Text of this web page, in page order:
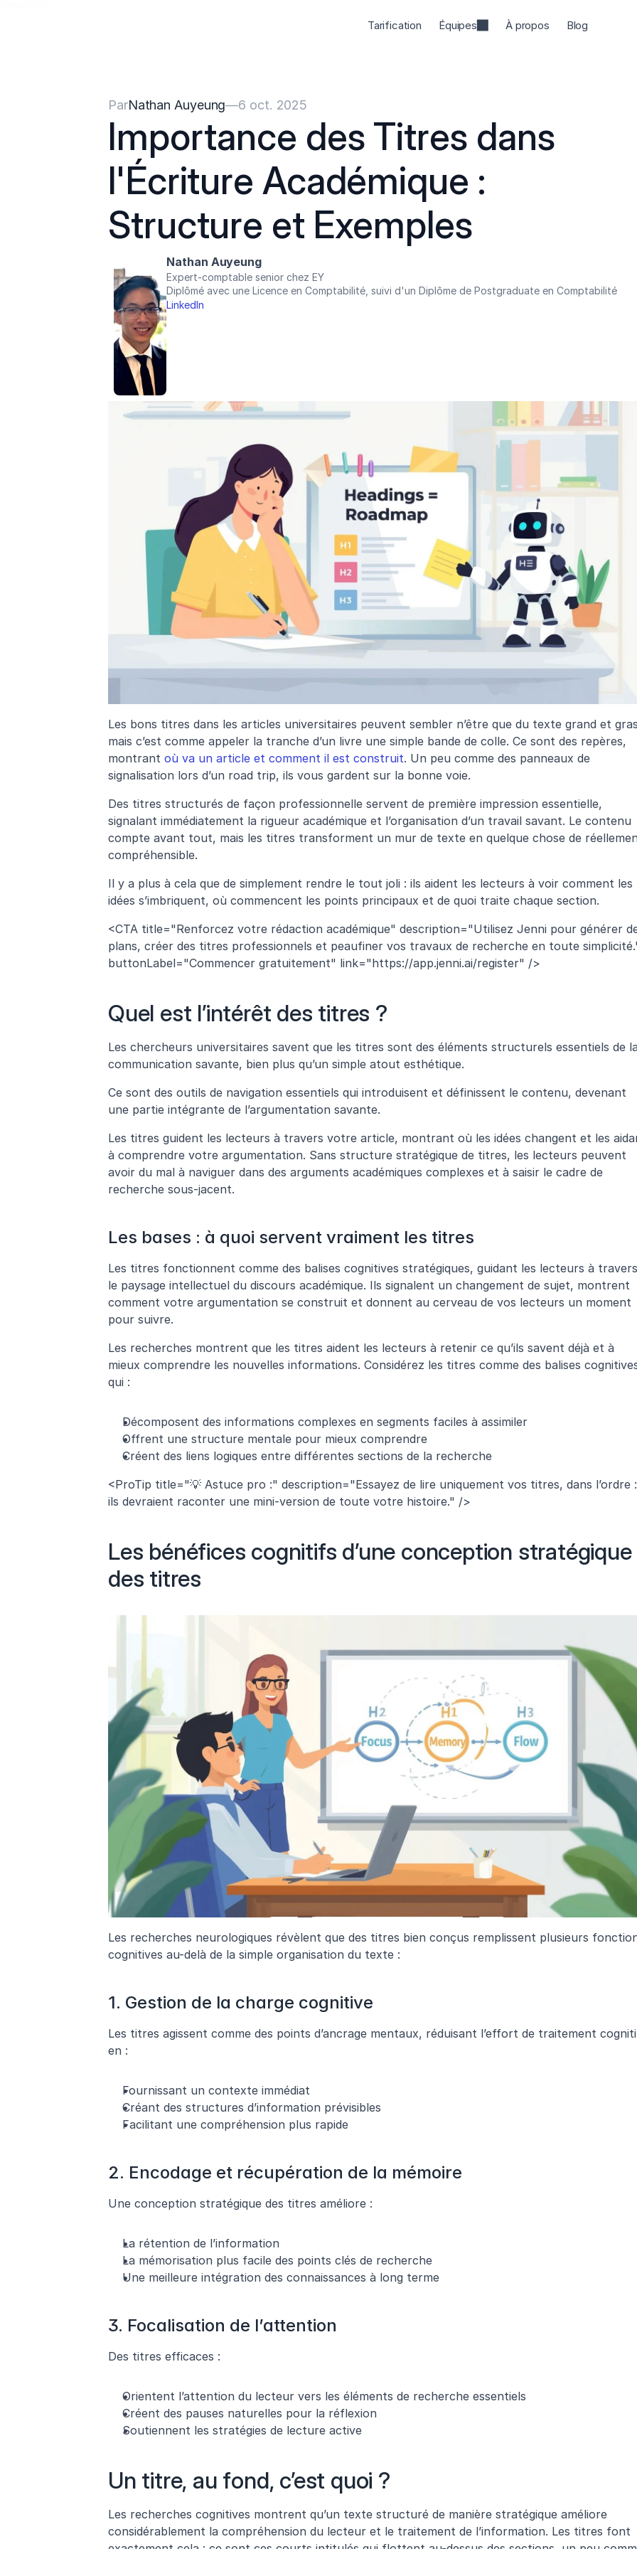
Tarification Équipes À propos Blog
ParNathan Auyeung—6 oct. 2025
Importance des Titres dans
l'Écriture Académique :
Structure et Exemples
Nathan Auyeung
Expert-comptable senior chez EY
Diplômé avec une Licence en Comptabilité, suivi d'un Diplôme de Postgraduate en Comptabilité
LinkedIn
Les bons titres dans les articles universitaires peuvent sembler n’être que du texte grand et
mais c’est comme appeler la tranche d’un livre une simple bande de colle. Ce sont des repères,
montrant où va un article et comment il est construit. Un peu comme des panneaux de
signalisation lors d’un road trip, ils vous gardent sur la bonne voie.
Des titres structurés de façon professionnelle servent de première impression essentielle,
signalant immédiatement la rigueur académique et l’organisation d’un travail savant. Le contenu
compte avant tout, mais les titres transforment un mur de texte en quelque chose de
compréhensible.
Il y a plus à cela que de simplement rendre le tout joli : ils aident les lecteurs à voir comment les
idées s’imbriquent, où commencent les points principaux et de quoi traite chaque section.
<CTA title="Renforcez votre rédaction académique" description="Utilisez Jenni pour générer
plans, créer des titres professionnels et peaufiner vos travaux de recherche en toute
buttonLabel="Commencer gratuitement" link="https://app.jenni.ai/register" />
Quel est l’intérêt des titres ?
Les chercheurs universitaires savent que les titres sont des éléments structurels essentiels de
communication savante, bien plus qu’un simple atout esthétique.
Ce sont des outils de navigation essentiels qui introduisent et définissent le contenu, devenant
une partie intégrante de l’argumentation savante.
Les titres guident les lecteurs à travers votre article, montrant où les idées changent et les
à comprendre votre argumentation. Sans structure stratégique de titres, les lecteurs peuvent
avoir du mal à naviguer dans des arguments académiques complexes et à saisir le cadre de
recherche sous-jacent.
Les bases : à quoi servent vraiment les titres
Les titres fonctionnent comme des balises cognitives stratégiques, guidant les lecteurs à travers
le paysage intellectuel du discours académique. Ils signalent un changement de sujet, montrent
comment votre argumentation se construit et donnent au cerveau de vos lecteurs un moment
pour suivre.
Les recherches montrent que les titres aident les lecteurs à retenir ce qu’ils savent déjà et à
mieux comprendre les nouvelles informations. Considérez les titres comme des balises
qui :
Décomposent des informations complexes en segments faciles à assimiler
Offrent une structure mentale pour mieux comprendre
Créent des liens logiques entre différentes sections de la recherche
<ProTip title="💡 Astuce pro :" description="Essayez de lire uniquement vos titres, dans l’ordre :
ils devraient raconter une mini-version de toute votre histoire." />
Les bénéfices cognitifs d’une conception stratégique
des titres
Les recherches neurologiques révèlent que des titres bien conçus remplissent plusieurs
cognitives au-delà de la simple organisation du texte :
1. Gestion de la charge cognitive
Les titres agissent comme des points d’ancrage mentaux, réduisant l’effort de traitement
en :
Fournissant un contexte immédiat
Créant des structures d’information prévisibles
Facilitant une compréhension plus rapide
2. Encodage et récupération de la mémoire
Une conception stratégique des titres améliore :
La rétention de l’information
La mémorisation plus facile des points clés de recherche
Une meilleure intégration des connaissances à long terme
3. Focalisation de l’attention
Des titres efficaces :
Orientent l’attention du lecteur vers les éléments de recherche essentiels
Créent des pauses naturelles pour la réflexion
Soutiennent les stratégies de lecture active
Un titre, au fond, c’est quoi ?
Les recherches cognitives montrent qu’un texte structuré de manière stratégique améliore
considérablement la compréhension du lecteur et le traitement de l’information. Les titres font